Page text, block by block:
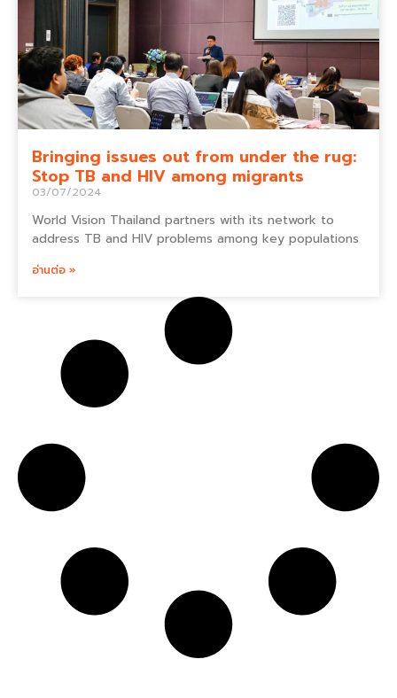
Bringing issues out from under the rug:
Stop TB and HIV among migrants
03/07/2024
World Vision Thailand partners with its network to
address TB and HIV problems among key populations
อ่านต่อ »